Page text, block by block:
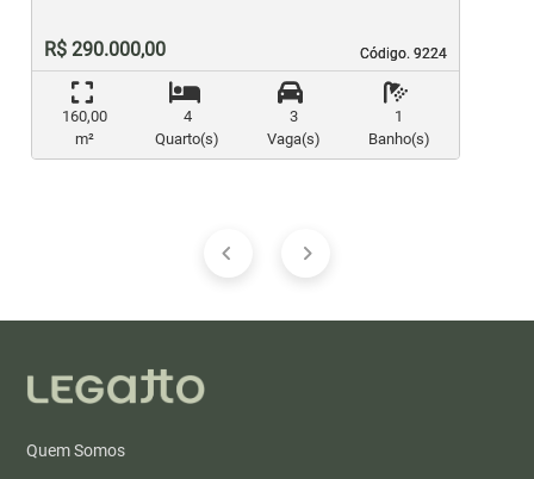
Código. 9224
Código. 9224
R$ 290.000,00
160,00
m²
4
Quarto(s)
3
Vaga(s)
1
Banho(s)
Quem Somos